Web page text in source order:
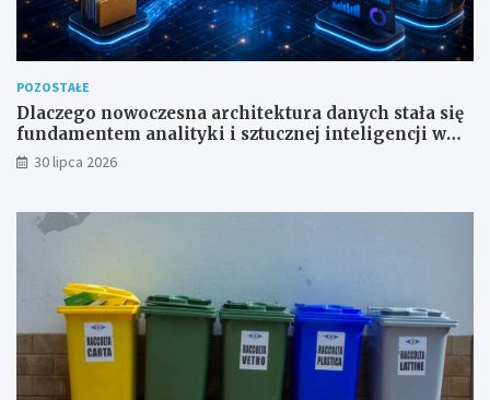
POZOSTAŁE
Dlaczego nowoczesna architektura danych stała się
fundamentem analityki i sztucznej inteligencji w
przedsiębiorstwach?
30 lipca 2026